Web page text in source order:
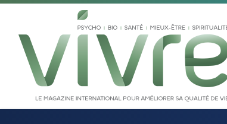
Aller au menu principal
Aller au contenu principal